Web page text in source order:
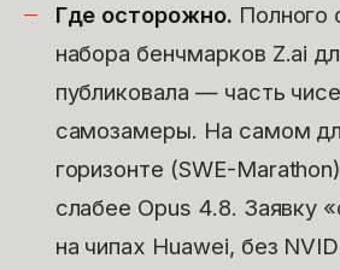
Где осторожно. Полного
набора бенчмарков Z.ai
публиковала — часть
самозамеры. На самом
горизонте (SWE-
слабее Opus 4.8. Заявку
на чипах Huawei, без